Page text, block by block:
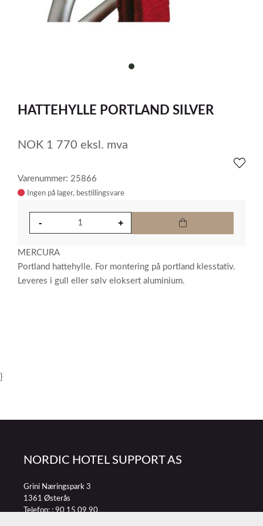
item
of
HATTEHYLLE PORTLAND SILVER
NOK 1 770 eksl. mva
Varenummer: 25866
Ingen på lager
MERCURA
Portland hattehylle. For montering på portland klesstativ.
Leveres i gull eller sølv eloksert aluminium.
}
NORDIC HOTEL SUPPORT AS
Grini Næringspark 3
1361 Østerås
Telefon: :90 15 09 90